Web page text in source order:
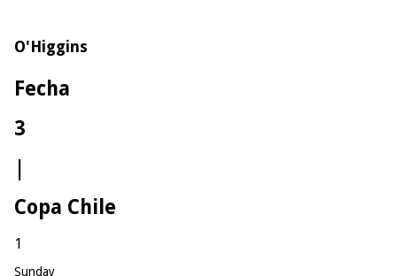
O'Higgins
Fecha
3
Copa Chile
1
Sunday